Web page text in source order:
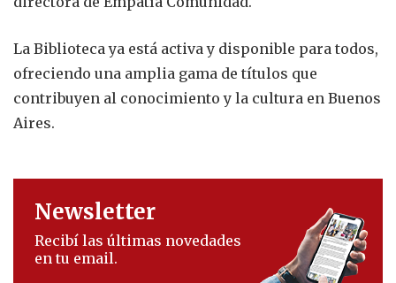
La Biblioteca ya está activa y disponible para todos,
ofreciendo una amplia gama de títulos que
contribuyen al conocimiento y la cultura en Buenos
Aires.
Newsletter
Recibí las últimas novedades
en tu email.